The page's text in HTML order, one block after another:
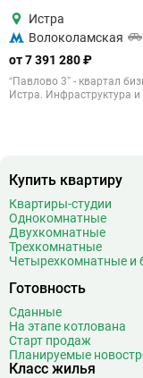
Истра
Волоколамская
от 7 391 280 ₽
“Павлово 3” - квартал
Истра. Инфраструктура
Купить квартиру
Квартиры-студии
Однокомнатные
Двухкомнатные
Трехкомнатные
Четырехкомнатные и
Готовность
Сданные
На этапе котлована
Старт продаж
Планируемые
Класс жилья